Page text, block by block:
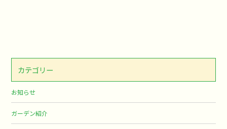
カテゴリー
お知らせ
ガーデン紹介